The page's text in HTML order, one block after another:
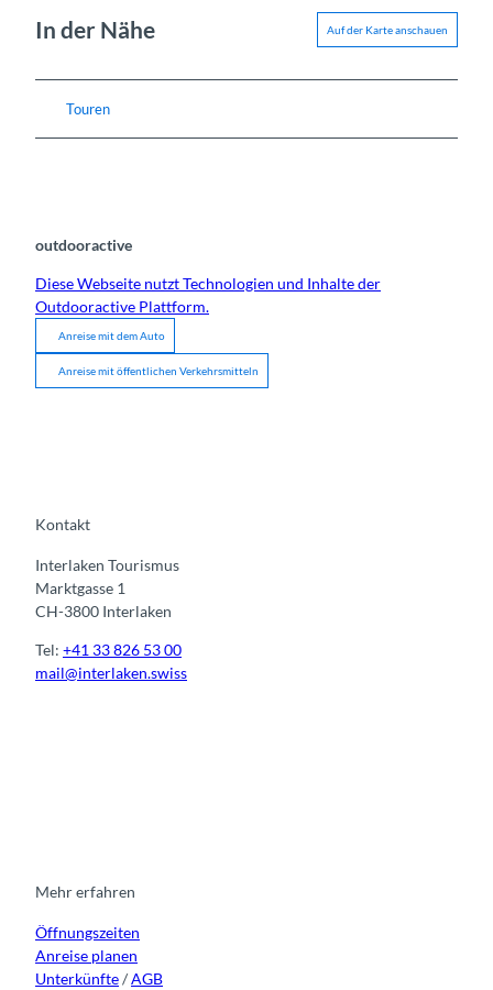
In der Nähe Auf der Karte anschauen
Touren
outdooractive
Diese Webseite nutzt Technologien und Inhalte der
Outdooractive Plattform.
Anreise mit dem Auto
Anreise mit öffentlichen Verkehrsmitteln
Kontakt
Interlaken Tourismus
Marktgasse 1
CH-3800 Interlaken
Tel: +41 33 826 53 00
mail@interlaken.swiss
r
m
o
e
Mehr erfahren
Öffnungszeiten
Anreise planen
Unterkünfte/AGB